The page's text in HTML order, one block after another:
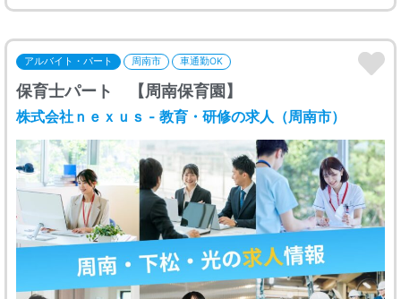
アルバイト・パート 周南市 車通勤OK
保育士パート 【周南保育園】
株式会社ｎｅｘｕｓ - 教育・研修の求人（周南市）